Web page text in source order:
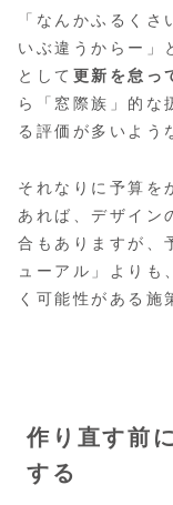
「なんかふるく
いぶ違うからー」
として 更新を怠っ
ら「窓際族」的な
る評価が多いよう
それなりに予算を
あれば、デザイン
合もありますが、
ューアル」よりも
く可能性がある施
作り直す前
する